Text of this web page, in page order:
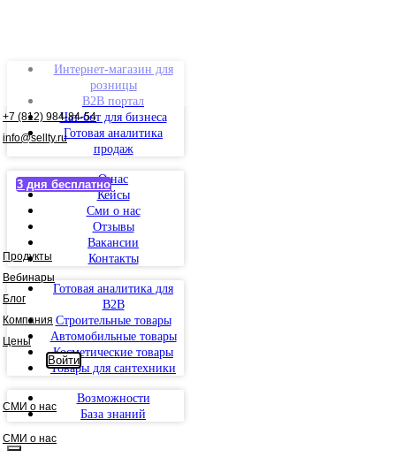
+7 (812) 984-84-54
info@sellty.ru
3 дня бесплатно
Продукты
Вебинары
Блог
Компания
Цены
Войти
СМИ о нас
СМИ о нас
Интернет-магазин для
розницы
B2B портал
Чат-бот для бизнеса
Готовая аналитика
продаж
О нас
Кейсы
Сми о нас
Отзывы
Вакансии
Контакты
Готовая аналитика для
B2B
Строительные товары
Автомобильные товары
Косметические товары
Товары для сантехники
Возможности
База знаний